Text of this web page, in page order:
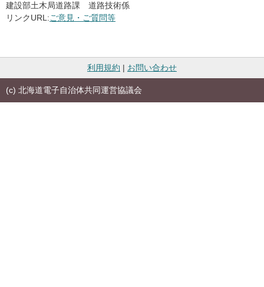
建設部土木局道路課 道路技術係
リンクURL:ご意見・ご質問等
利用規約 | お問い合わせ
(c) 北海道電子自治体共同運営協議会